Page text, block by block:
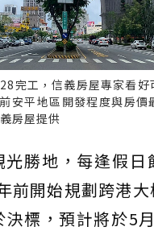
完工，信義房屋專家看好
安平地區開發程度與房價
房屋提供
光勝地，每逢假日
前開始規劃跨港
決標，預計將於5